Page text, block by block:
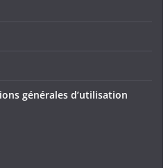
générales d’utilisation